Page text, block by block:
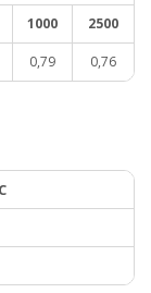
1000 2500
0,79 0,76